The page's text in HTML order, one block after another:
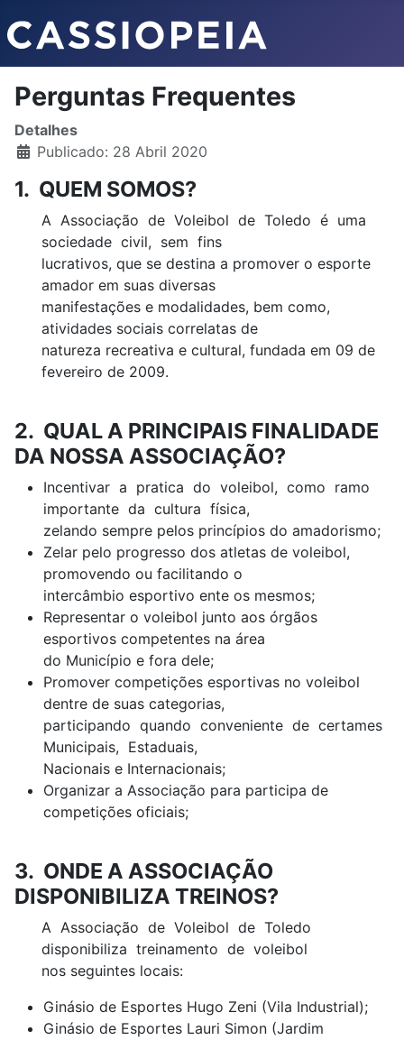
Perguntas Frequentes
Detalhes
Publicado: 28 Abril 2020
1. QUEM SOMOS?
A Associação de Voleibol de Toledo é uma
sociedade civil, sem fins
lucrativos, que se destina a promover o esporte
amador em suas diversas
manifestações e modalidades, bem como,
atividades sociais correlatas de
natureza recreativa e cultural, fundada em 09 de
fevereiro de 2009.
2. QUAL A PRINCIPAIS FINALIDADE
DA NOSSA ASSOCIAÇÃO?
Incentivar a pratica do voleibol, como ramo
importante da cultura física,
zelando sempre pelos princípios do amadorismo;
Zelar pelo progresso dos atletas de voleibol,
promovendo ou facilitando o
intercâmbio esportivo ente os mesmos;
Representar o voleibol junto aos órgãos
esportivos competentes na área
do Município e fora dele;
Promover competições esportivas no voleibol
dentre de suas categorias,
participando quando conveniente de certames
Municipais, Estaduais,
Nacionais e Internacionais;
Organizar a Associação para participa de
competições oficiais;
3. ONDE A ASSOCIAÇÃO
DISPONIBILIZA TREINOS?
A Associação de Voleibol de Toledo
disponibiliza treinamento de voleibol
nos seguintes locais:
Ginásio de Esportes Hugo Zeni (Vila Industrial);
Ginásio de Esportes Lauri Simon (Jardim